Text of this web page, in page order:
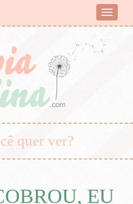
Toggle
quer ver?
EU